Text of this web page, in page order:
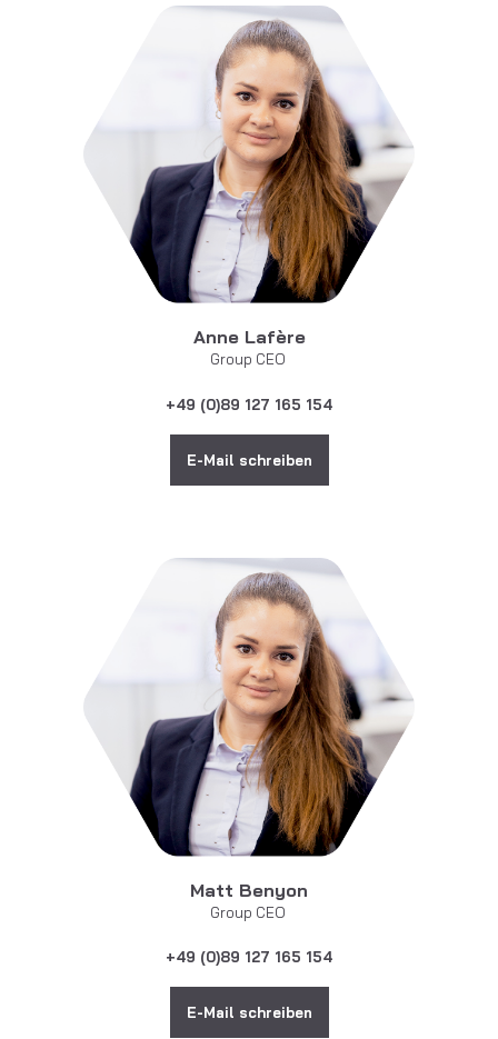
Anne Lafère
Group CEO
+49 (0)89 127 165 154
E-Mail schreiben
Matt Benyon
Group CEO
+49 (0)89 127 165 154
E-Mail schreiben